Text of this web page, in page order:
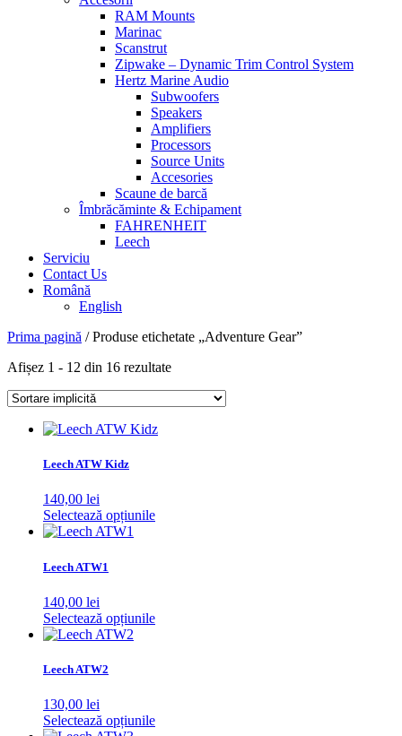
RAM Mounts
Marinac
Scanstrut
Zipwake – Dynamic Trim Control System
Hertz Marine Audio
Subwoofers
Speakers
Amplifiers
Processors
Source Units
Accesories
Scaune de barcă
Îmbrăcăminte & Echipament
FAHRENHEIT
Leech
Serviciu
Contact Us
Română
English
Prima pagină / Produse etichetate „Adventure Gear”
Afișez 1 - 12 din 16 rezultate
Leech ATW Kidz
140,00 lei
Selectează opțiunileAcest
pot
Leech ATW1
140,00 lei
Selectează opțiunileAcest
pot
Leech ATW2
130,00 lei
Selectează opțiunileAcest